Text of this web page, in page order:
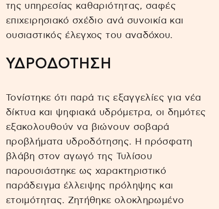
της υπηρεσίας καθαριότητας, σαφές
επιχειρησιακό σχέδιο ανά συνοικία και
ουσιαστικός έλεγχος του αναδόχου.
ΥΔΡΟΔΟΤΗΣΗ
Τονίστηκε ότι παρά τις εξαγγελίες για νέα
δίκτυα και ψηφιακά υδρόμετρα, οι δημότες
εξακολουθούν να βιώνουν σοβαρά
προβλήματα υδροδότησης. Η πρόσφατη
βλάβη στον αγωγό της Τυλίσου
παρουσιάστηκε ως χαρακτηριστικό
παράδειγμα έλλειψης πρόληψης και
ετοιμότητας. Ζητήθηκε ολοκληρωμένο